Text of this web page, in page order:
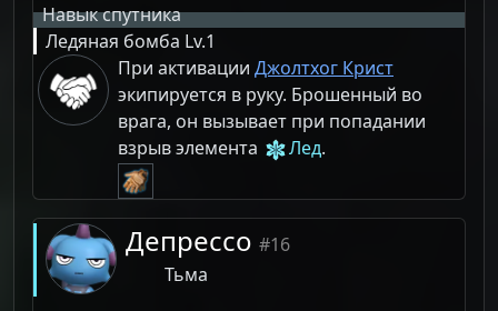
Навык спутника
Ледяная бомба Lv.1
При активации Джолтхог Крист
экипируется в руку. Брошенный во
врага, он вызывает при попадании
взрыв элемента
Лед.
Депрессо #16
Тьма